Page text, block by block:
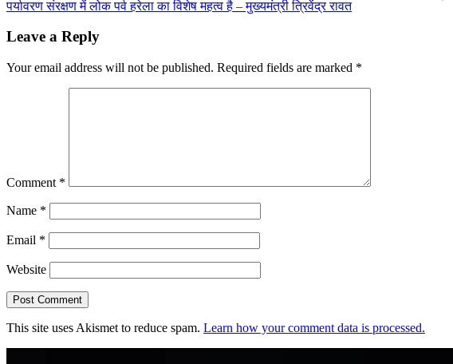
navigation
पर्यावरण संरक्षण में लोक पर्व हरेला का विशेष महत्व है – मुख्यमंत्री त्रिवेंद्र रावत
Leave a Reply
Your email address will not be published. Required fields are marked *
Comment *
Name *
Email *
Website
This site uses Akismet to reduce spam. Learn how your comment data is processed.